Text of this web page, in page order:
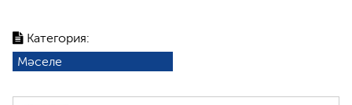
Категория:
Мәселе